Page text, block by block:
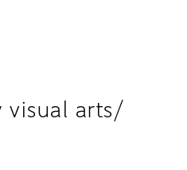
visual arts/